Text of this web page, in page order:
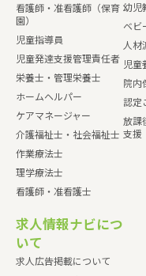
看護師・准看護師（保育
園）
児童指導員
児童発達支援管理責任者
栄養士・管理栄養士
ホームヘルパー
ケアマネージャー
介護福祉士・社会福祉士
作業療法士
理学療法士
看護師・准看護士
幼児
ベビ
人材
児童
院内
認定
放課
支援
求人情報ナビにつ
いて
求人広告掲載について